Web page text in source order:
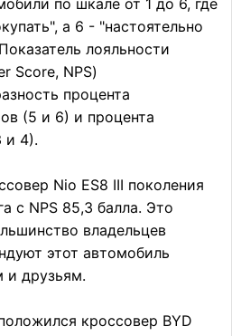
а 6 - "настоятельно
лояльности
Score, NPS)
процента
(5 и 6) и процента
и 4).
Nio ES8 III поколения
с NPS 85,3 балла. Это
владельцев
этот автомобиль
и друзьям.
кроссовер BYD